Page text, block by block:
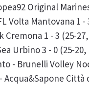
Original
Volta Mantovana 1 -
Cremona 1 - 3 (25-
Urbino 3 - 0 (25-20,
- Brunelli Volley
Città